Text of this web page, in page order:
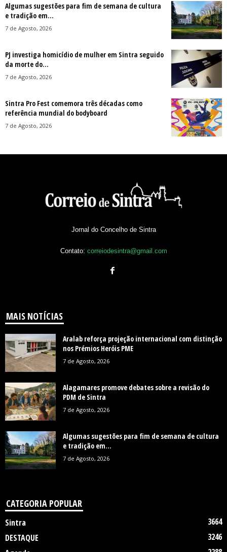
Algumas sugestões para fim de semana de cultura
e tradição em...
7 de Agosto, 2026
PJ investiga homicídio de mulher em Sintra seguido
da morte do...
7 de Agosto, 2026
Sintra Pro Fest comemora três décadas como
referência mundial do bodyboard
7 de Agosto, 2026
Jornal do Concelho de Sintra
Contato: correiodesintra@gmail.com
MAIS NOTÍCIAS
Aralab reforça projeção internacional com distinção
nos Prémios Heróis PME
7 de Agosto, 2026
Alagamares promove debates sobre a revisão do
PDM de Sintra
7 de Agosto, 2026
Algumas sugestões para fim de semana de cultura
e tradição em...
7 de Agosto, 2026
CATEGORIA POPULAR
Sintra
3664
DESTAQUE
3246